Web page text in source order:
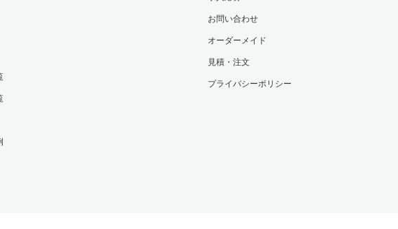
お問い合わせ
オーダーメイド
見積・注文
プライバシーポリシー